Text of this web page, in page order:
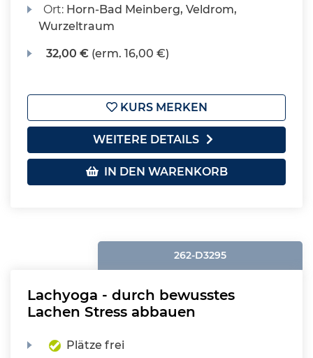
Ort: Horn-Bad Meinberg, Veldrom,
Wurzeltraum
32,00 € (erm. 16,00 €)
KURS MERKEN
WEITERE DETAILS
IN DEN WARENKORB
262-D3295
Lachyoga - durch bewusstes
Lachen Stress abbauen
Plätze frei